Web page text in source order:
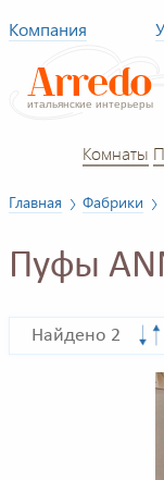
Компания
Комнаты
Главная Фабрики
Пуфы
Найдено 2